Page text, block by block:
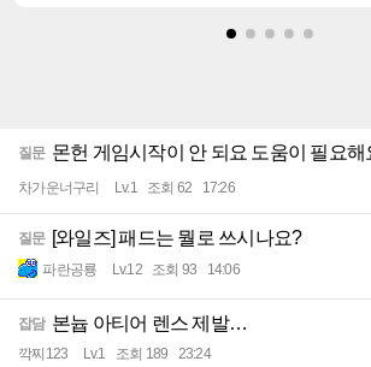
질문 몬헌 게임시작이 안 되요 도움이 필요해
차가운너구리 Lv.1 조회 62 17:26
질문 [와일즈] 패드는 뭘로 쓰시나요?
파란공룡 Lv.12 조회 93 14:06
잡담 본늅 아티어 렌스 제발…
깍찌123 Lv.1 조회 189 23:24